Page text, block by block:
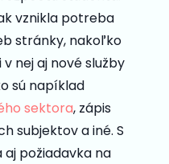
vznikla potreba
stránky, nakoľko
nej aj nové služby
sú napíklad
sektora, zápis
subjektov a iné. S
požiadavka na